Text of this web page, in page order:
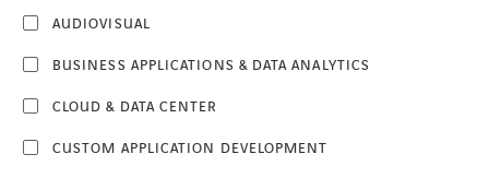
AUDIOVISUAL
BUSINESS APPLICATIONS & DATA ANALYTICS
CLOUD & DATA CENTER
CUSTOM APPLICATION DEVELOPMENT